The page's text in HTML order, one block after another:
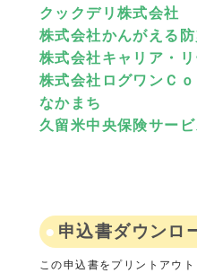
クックデリ株式会社
株式会社かんがえる防
株式会社キャリア・リ
株式会社ログワンＣ
なかまち
久留米中央保険サー
申込書ダウンロ
この申込書をプリントアウト